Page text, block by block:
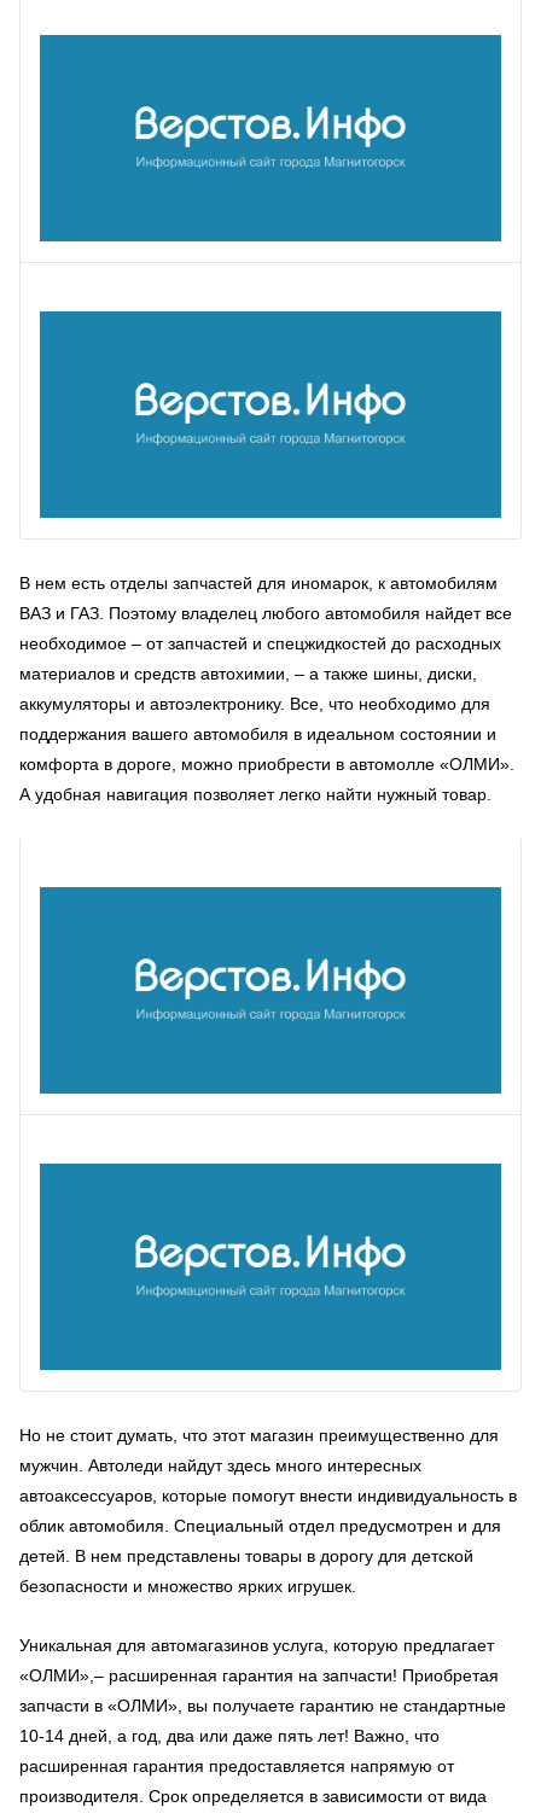
В нем есть отделы запчастей для иномарок, к автомобилям
ВАЗ и ГАЗ. Поэтому владелец любого автомобиля найдет все
необходимое – от запчастей и спецжидкостей до расходных
материалов и средств автохимии, – а также шины, диски,
аккумуляторы и автоэлектронику. Все, что необходимо для
поддержания вашего автомобиля в идеальном состоянии и
комфорта в дороге, можно приобрести в автомолле «ОЛМИ».
А удобная навигация позволяет легко найти нужный товар.
Но не стоит думать, что этот магазин преимущественно для
мужчин. Автоледи найдут здесь много интересных
автоаксессуаров, которые помогут внести индивидуальность в
облик автомобиля. Специальный отдел предусмотрен и для
детей. В нем представлены товары в дорогу для детской
безопасности и множество ярких игрушек.
Уникальная для автомагазинов услуга, которую предлагает
«ОЛМИ»,– расширенная гарантия на запчасти! Приобретая
запчасти в «ОЛМИ», вы получаете гарантию не стандартные
10-14 дней, а год, два или даже пять лет! Важно, что
расширенная гарантия предоставляется напрямую от
производителя. Срок определяется в зависимости от вида